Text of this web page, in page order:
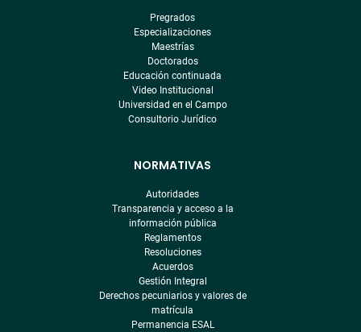
Pregrados
Especializaciones
Maestrías
Doctorados
Educación continuada
Video Institucional
Universidad en el Campo
Consultorio Jurídico
NORMATIVAS
Autoridades
Transparencia y acceso a la
información pública
Reglamentos
Resoluciones
Acuerdos
Gestión Integral
Derechos pecuniarios y valores de
matrícula
Permanencia ESAL